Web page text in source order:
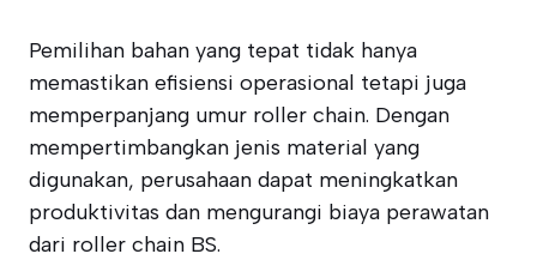
Pemilihan bahan yang tepat tidak hanya
memastikan efisiensi operasional tetapi juga
memperpanjang umur roller chain. Dengan
mempertimbangkan jenis material yang
digunakan, perusahaan dapat meningkatkan
produktivitas dan mengurangi biaya perawatan
dari roller chain BS.